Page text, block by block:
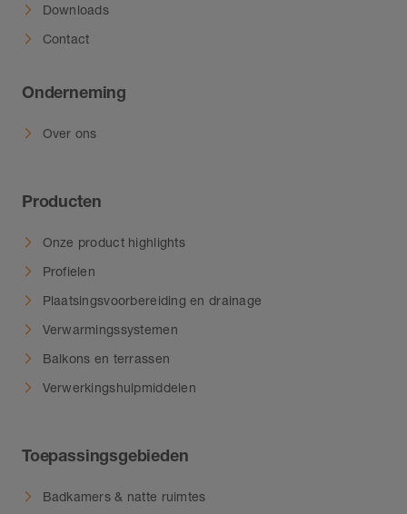
Downloads
Contact
Onderneming
Over ons
Producten
Onze product highlights
Profielen
Plaatsingsvoorbereiding en drainage
Verwarmingssystemen
Balkons en terrassen
Verwerkingshulpmiddelen
Toepassingsgebieden
Badkamers & natte ruimtes